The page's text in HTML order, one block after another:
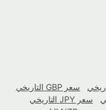
سعر GBP التاريخي
سعر JPY التاريخي